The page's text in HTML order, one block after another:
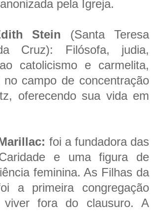
pela Igreja.
Stein (Santa Teresa
Cruz): Filósofa, judia,
catolicismo e carmelita,
no campo de concentração
oferecendo sua vida em
foi a fundadora das
e uma figura de
feminina. As Filhas da
a primeira congregação
viver fora do clausuro. A